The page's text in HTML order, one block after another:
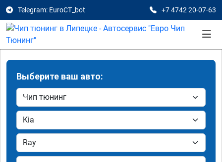
Telegram: EuroCT_bot +7 4742 20-07-63
Выберите ваш авто: